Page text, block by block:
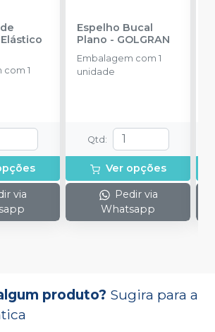
com 1
via
Espelho Bucal
Plano - GOLGRAN
Embalagem com 1
unidade
Qtd :
Ver opções
Pedir via
Whatsapp
produto? Sugira para a